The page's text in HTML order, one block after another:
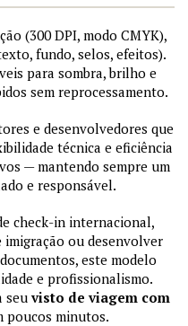
(300 DPI, modo CMYK),
fundo, selos, efeitos).
para sombra, brilho e
sem reprocessamento.
e desenvolvedores que
técnica e eficiência
— mantendo sempre um
e responsável.
check-in internacional,
imigração ou desenvolver
este modelo
e profissionalismo.
seuvisto de viagem com
poucos minutos.